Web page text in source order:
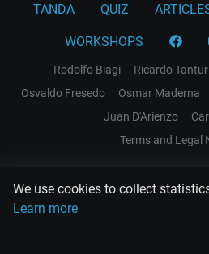
We use cookies to collect
Learn more
TANDA QUIZ
WORKSHOPS
Rodolfo Biagi Ricardo
Osvaldo Fresedo
Osmar Maderna
Juan D'Arienzo
Terms and Legal
EL RECODO